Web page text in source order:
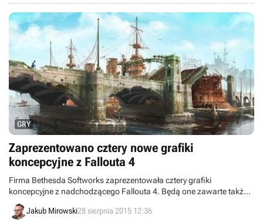
GRY
Zaprezentowano cztery nowe grafiki
koncepcyjne z Fallouta 4
Firma Bethesda Softworks zaprezentowała cztery grafiki
koncepcyjne z nadchodzącego Fallouta 4. Będą one zawarte także
w książce The Art of Fallout 4, której premiera planowana jest na 22
grudnia.Jakub Mirowski28 sierpnia 2015 12:36